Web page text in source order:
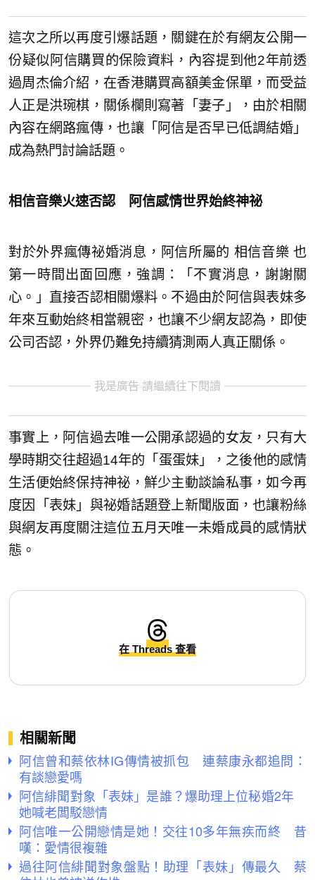
這次之所以再度引爆話題，關鍵在於有網友公開一
份疑似阿信購買的保險資料，內容提到他2年前透
過周杰倫介紹，在香港購買高額美金保單，而受益
人正是洪琬棋，關係欄則寫著「妻子」，由於相關
內容在網路瘋傳，也讓「阿信是否早已低調結婚」
成為熱門討論話題。
相信音樂火速否認 阿信感情世界始終神祕
對於外界瘋傳祕婚消息，阿信所屬的 相信音樂 也
第一時間出面回應，強調：「不實消息，謝謝關
心。」直接否認相關爆料。不過由於阿信與表妹多
年來互動始終相當親密，也讓不少網友認為，即使
公司否認，外界仍難免持續猜測兩人真正關係。
我是廣告 請繼續往下閱讀
事實上，阿信過去唯一公開承認過的女友，只有大
學時期交往超過14年的「蛋蛋妹」，之後他的感情
生活便始終保持神祕，鮮少主動談論私事，如今再
度因「表妹」與祕婚話題登上新聞版面，也讓粉絲
與網友再度關注這位五月天唯一未婚成員的感情狀
態。
在 Threads 查看
相關新聞
阿信曾和蔡依林IG傳情被抓包 連蔡康永都追問：
有談戀愛嗎
阿信緋聞對象「表妹」是誰？爆助理上位秘婚2年
她喊老闆駁戀情
阿信唯一公開戀情是她！交往10多年無疾而終 昔
嘆：愛情很複雜
過往阿信緋聞對象盤點！助理「表妹」傳最久 蔡